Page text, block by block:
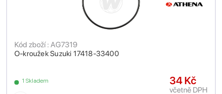
O-kroužek Suzuki 17418-33400
Kód zboží : AG7319
1 Skladem 34 Kč
včetně DPH